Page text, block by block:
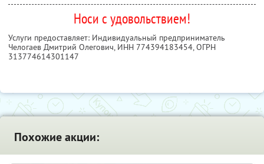
Носи с удовольствием!
Услуги предоставляет: Индивидуальный предприниматель
Челогаев Дмитрий Олегович, ИНН 774394183454, ОГРН
313774614301147
Похожие акции: